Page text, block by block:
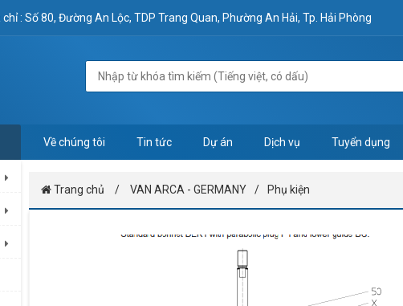
chỉ : Số 80, Đường An Lộc, TDP Trang Quan, Phường An Hải, Tp. Hải Phòng
Về chúng tôi Tin tức Dự án Dịch vụ Tuyển dụng
Trang chủ VAN ARCA - GERMANY Phụ kiện